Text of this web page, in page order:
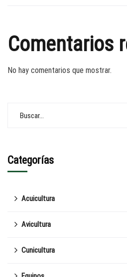
Comentarios
No hay comentarios que mostrar.
Categorías
Acuicultura
Avicultura
Cunicultura